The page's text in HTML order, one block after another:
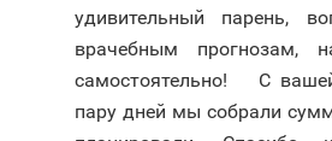
удивительный парень,
врачебным прогнозам,
самостоятельно! ⠀ С
пару дней мы собрали